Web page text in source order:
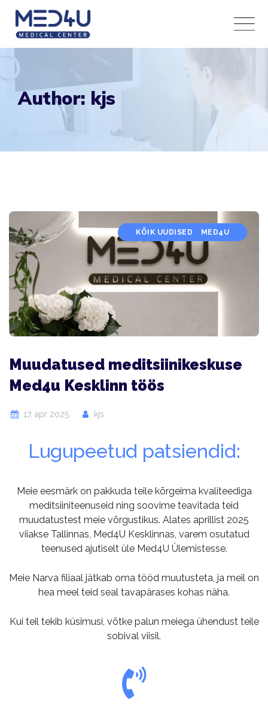
content
Author: kjs
KÕIK UUDISED MED4U
Muudatused meditsiinikeskuse
Med4u Kesklinn töös
17. apr 2025 kjs
Lugupeetud patsiendid:
Meie eesmärk on pakkuda teile kõrgeima kvaliteediga
meditsiiniteenuseid ning soovime teavitada teid
muudatustest meie võrgustikus. Alates aprillist 2025
viiakse Tallinnas, Med4U Kesklinnas, varem osutatud
teenused ajutiselt üle Med4U Ülemistesse.
Meie Narva filiaal jätkab oma tööd muutusteta, ja meil on
hea meel teid seal tavapärases kohas näha.
Kui teil tekib küsimusi, võtke palun meiega ühendust teile
sobival viisil.